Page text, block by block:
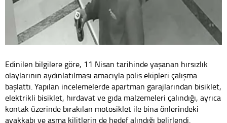
Edinilen bilgilere göre, 11 Nisan tarihinde yaşanan hırsızlık
olaylarının aydınlatılması amacıyla polis ekipleri çalışma
başlattı. Yapılan incelemelerde apartman garajlarından bisiklet,
elektrikli bisiklet, hırdavat ve gıda malzemeleri çalındığı, ayrıca
kontak üzerinde bırakılan motosiklet ile bina önlerindeki
ayakkabı ve asma kilitlerin de hedef alındığı belirlendi.